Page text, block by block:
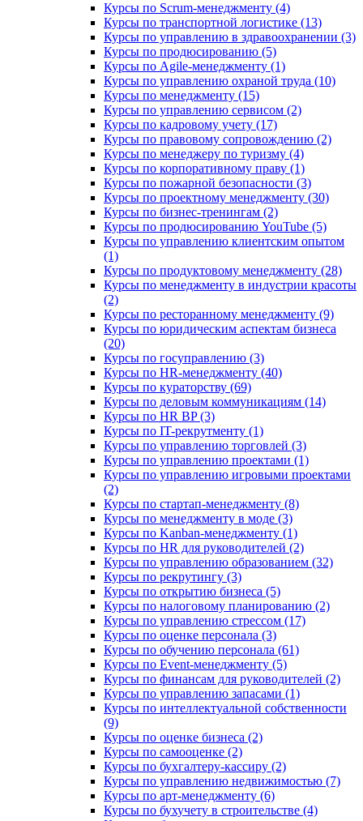
Курсы по Scrum-менеджменту (4)
Курсы по транспортной логистике (13)
Курсы по управлению в здравоохранении (3)
Курсы по продюсированию (5)
Курсы по Agile-менеджменту (1)
Курсы по управлению охраной труда (10)
Курсы по менеджменту (15)
Курсы по управлению сервисом (2)
Курсы по кадровому учету (17)
Курсы по правовому сопровождению (2)
Курсы по менеджеру по туризму (4)
Курсы по корпоративному праву (1)
Курсы по пожарной безопасности (3)
Курсы по проектному менеджменту (30)
Курсы по бизнес-тренингам (2)
Курсы по продюсированию YouTube (5)
Курсы по управлению клиентским опытом
(1)
Курсы по продуктовому менеджменту (28)
Курсы по менеджменту в индустрии красоты
(2)
Курсы по ресторанному менеджменту (9)
Курсы по юридическим аспектам бизнеса
(20)
Курсы по госуправлению (3)
Курсы по HR-менеджменту (40)
Курсы по кураторству (69)
Курсы по деловым коммуникациям (14)
Курсы по HR BP (3)
Курсы по IT-рекрутменту (1)
Курсы по управлению торговлей (3)
Курсы по управлению проектами (1)
Курсы по управлению игровыми проектами
(2)
Курсы по стартап-менеджменту (8)
Курсы по менеджменту в моде (3)
Курсы по Kanban-менеджменту (1)
Курсы по HR для руководителей (2)
Курсы по управлению образованием (32)
Курсы по рекрутингу (3)
Курсы по открытию бизнеса (5)
Курсы по налоговому планированию (2)
Курсы по управлению стрессом (17)
Курсы по оценке персонала (3)
Курсы по обучению персонала (61)
Курсы по Event-менеджменту (5)
Курсы по финансам для руководителей (2)
Курсы по управлению запасами (1)
Курсы по интеллектуальной собственности
(9)
Курсы по оценке бизнеса (2)
Курсы по самооценке (2)
Курсы по бухгалтеру-кассиру (2)
Курсы по управлению недвижимостью (7)
Курсы по арт-менеджменту (6)
Курсы по бухучету в строительстве (4)